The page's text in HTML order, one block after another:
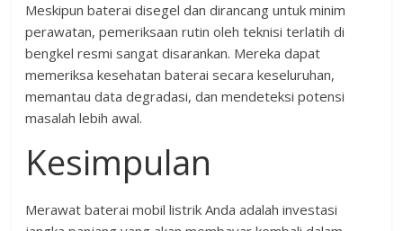
Meskipun baterai disegel dan dirancang untuk minim
perawatan, pemeriksaan rutin oleh teknisi terlatih di
bengkel resmi sangat disarankan. Mereka dapat
memeriksa kesehatan baterai secara keseluruhan,
memantau data degradasi, dan mendeteksi potensi
masalah lebih awal.
Kesimpulan
Merawat baterai mobil listrik Anda adalah investasi